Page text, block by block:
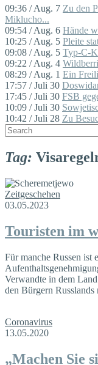
09:36 / Aug. 7 Zu den
Miklucho...
09:54 / Aug. 6 Hände
10:25 / Aug. 5 Pleite
09:08 / Aug. 5 Typ-C-
09:22 / Aug. 4
08:29 / Aug. 1 Ein
17:57 / Juli 30
17:45 / Juli 30 FSB
10:09 / Juli 30
10:42 / Juli 28 Zu
Tag:
Zeitgeschehen
03.05.2023
Touristen im
Für manche Russen ist
Verwandte in dem
den Bürgern
Coronavirus
13.05.2020
„Machen Sie